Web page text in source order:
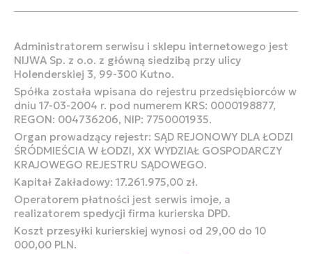
Administratorem serwisu i sklepu internetowego jest
NIJWA Sp. z o.o. z główną siedzibą przy ulicy
Holenderskiej 3, 99-300 Kutno.
Spółka została wpisana do rejestru przedsiębiorców w
dniu 17-03-2004 r. pod numerem KRS: 0000198877,
REGON: 004736206, NIP: 7750001935.
Organ prowadzący rejestr: SĄD REJONOWY DLA ŁODZI
ŚRÓDMIEŚCIA W ŁODZI, XX WYDZIAŁ GOSPODARCZY
KRAJOWEGO REJESTRU SĄDOWEGO.
Kapitał Zakładowy: 17.261.975,00 zł.
Operatorem płatności jest serwis imoje, a
realizatorem spedycji firma kurierska DPD.
Koszt przesyłki kurierskiej wynosi od 29,00 do 10
000,00 PLN.